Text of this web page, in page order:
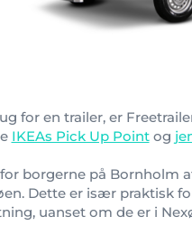
for en trailer, er
IKEAs Pick Up Pointog
borgerne på Bornholm
Dette er især praktisk
uanset om de er i